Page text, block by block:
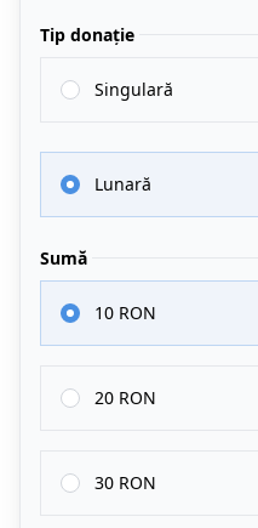
Tip donație
Singulară
Lunară
Sumă
10 RON
20 RON
30 RON